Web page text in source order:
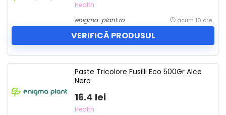
Health
enigma-plant.ro
acum 10 ore
VERIFICĂ PRODUSUL
Paste Tricolore Fusilli Eco 500Gr Alce
Nero
16.4 lei
Health